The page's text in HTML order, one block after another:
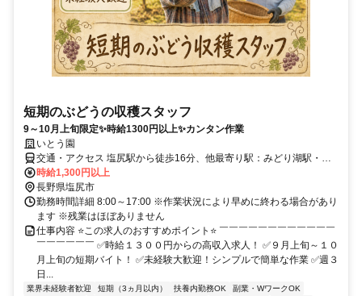
短期のぶどうの収穫スタッフ
9～10月上旬限定✨時給1300円以上✨カンタン作業
いとう園
交通・アクセス 塩尻駅から徒歩16分、他最寄り駅：みどり湖駅・洗
馬駅
時給1,300円以上
長野県塩尻市
勤務時間詳細 8:00～17:00 ※作業状況により早めに終わる場合があり
ます ※残業はほぼありません
仕事内容 ⭐この求人のおすすめポイント⭐ ￣￣￣￣￣￣￣￣￣￣￣￣
￣￣￣￣￣￣ ✅時給１３００円からの高収入求人！ ✅９月上旬～１０
月上旬の短期バイト！ ✅未経験大歓迎！シンプルで簡単な作業 ✅週３
日...
業界未経験者歓迎 短期（3ヵ月以内） 扶養内勤務OK
副業・WワークOK